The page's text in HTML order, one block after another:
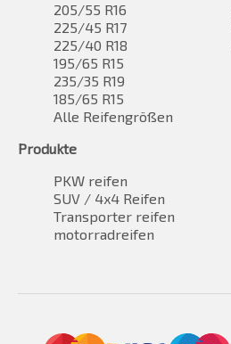
205/55 R16
225/45 R17
225/40 R18
195/65 R15
235/35 R19
185/65 R15
Alle Reifengrößen
Produkte
PKW reifen
SUV / 4x4 Reifen
Transporter reifen
motorradreifen